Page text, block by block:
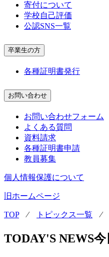
寄付について
学校自己評価
公認SNS一覧
卒業生の方
各種証明書発行
お問い合わせ
お問い合わせフォーム
よくある質問
資料請求
各種証明書申請
教員募集
個人情報保護について
旧ホームページ
TOP⁄ トピックス一覧 ⁄
TODAY'S NEWS今